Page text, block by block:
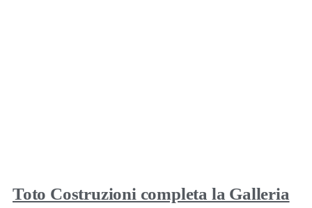
Toto Costruzioni completa la Galleria